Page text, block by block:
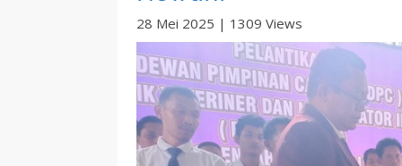
28 Mei 2025 | 1309 Views